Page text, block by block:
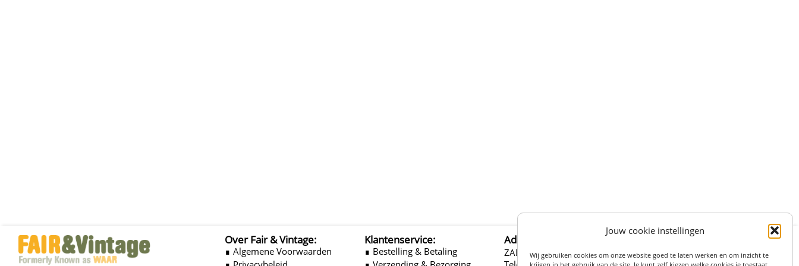
Jouw cookie instellingen
Wij gebruiken cookies om onze website goed te laten werken en om inzicht te
krijgen in het gebruik van de site. Je kunt zelf kiezen welke cookies je toestaat.
Over Fair & Vintage:
∎ Algemene Voorwaarden
Klantenservice:
∎ Bestelling & Betaling
Adres:
ZADELSTRAAT 27, 3511LS UTRECHT (centrum)